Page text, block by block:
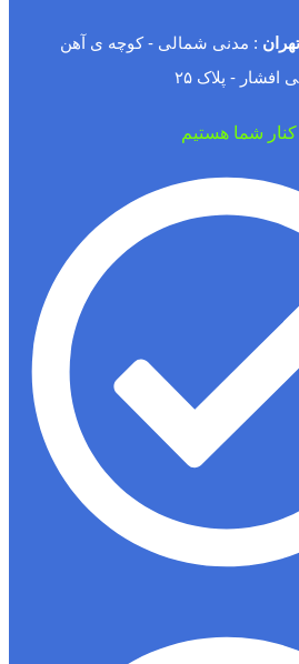
: مدنی شمالی - کوچه ی آهن
- پلاک ۲۵
کنار شما هستیم